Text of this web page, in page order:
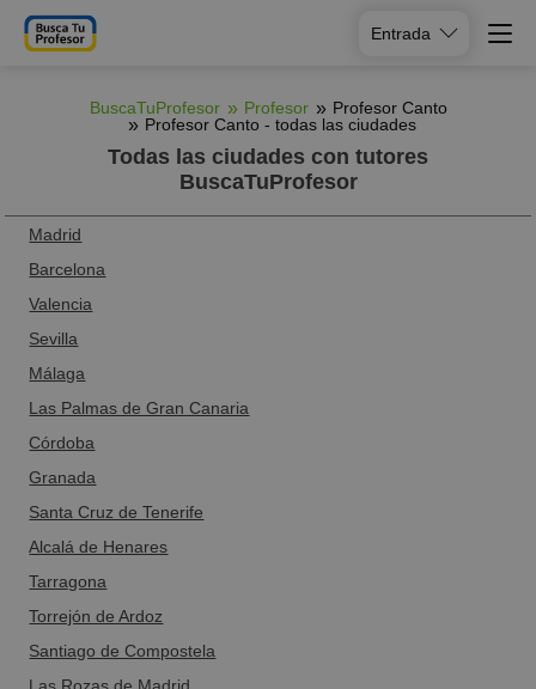
Entrada
BuscaTuProfesor Profesor
Profesor Canto
Profesor Canto - todas las ciudades
Todas las ciudades con tutores
BuscaTuProfesor
Madrid
Barcelona
Valencia
Sevilla
Málaga
Las Palmas de Gran Canaria
Córdoba
Granada
Santa Cruz de Tenerife
Alcalá de Henares
Tarragona
Torrejón de Ardoz
Santiago de Compostela